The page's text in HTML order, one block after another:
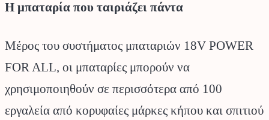
Η μπαταρία που ταιριάζει πάντα
Μέρος του συστήματος μπαταριών 18V POWER
FOR ALL, οι μπαταρίες μπορούν να
χρησιμοποιηθούν σε περισσότερα από 100
εργαλεία από κορυφαίες μάρκες κήπου και σπιτιού